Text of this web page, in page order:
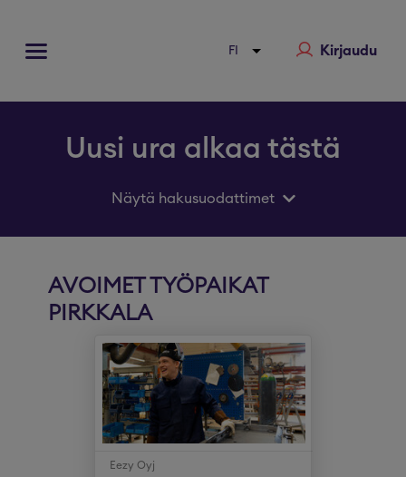
Kirjaudu
Uusi ura alkaa tästä
Näytä hakusuodattimet
AVOIMET TYÖPAIKAT
PIRKKALA
Eezy Oyj